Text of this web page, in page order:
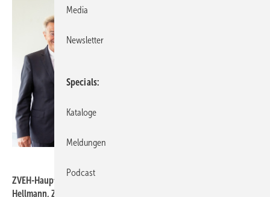
ZVEH-Hauptgeschäftsführer Ingolf Jakobi, ZVEH-Präsident Lothar
Hellmann, ZVSHK-Präsident Michael Hilpert und ZVSHK-
Media
Newsletter
Specials
Kataloge
Meldungen
Podcast